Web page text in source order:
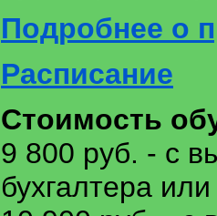
Подробнее о
Расписание
Стоимость
9 800 руб. - с
бухгалтера